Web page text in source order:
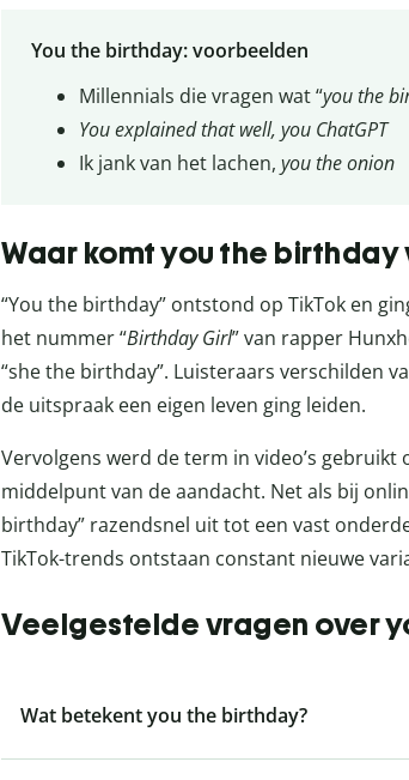
You the birthday: voorbeelden
Millennials die vragen wat “you the
You explained that well, you ChatGPT
Ik jank van het lachen, you the onion
Waar komt you the birthday
“You the birthday” ontstond op TikTok en
het nummer “Birthday Girl” van rapper
“she the birthday”. Luisteraars verschilden
de uitspraak een eigen leven ging leiden.
Vervolgens werd de term in video’s
middelpunt van de aandacht. Net als bij
birthday” razendsnel uit tot een vast
TikTok-trends ontstaan constant nieuwe
Veelgestelde vragen over
Wat betekent you the birthday?